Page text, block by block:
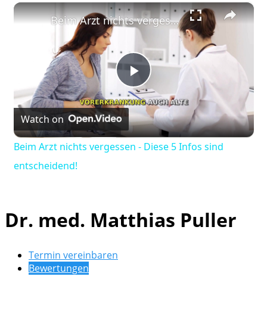
×
Play
Video
Beim Arzt nichts vergessen - Diese 5 Infos sind entscheidend!
Watch on
Beim Arzt nichts vergessen - Diese 5 Infos sind
entscheidend!
Dr. med. Matthias Puller
Termin vereinbaren
Bewertungen